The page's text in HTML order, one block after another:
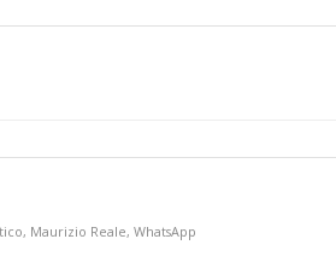
, Maurizio Reale, WhatsApp